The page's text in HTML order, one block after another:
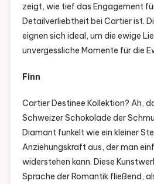
zeigt, wie tief das Engagement
Detailverliebtheit bei Cartier ist.
eignen sich ideal, um die ewige
unvergessliche Momente für die
Finn
Cartier Destinee Kollektion? Ah,
Schweizer Schokolade der
Diamant funkelt wie ein kleiner
Anziehungskraft aus, der man
widerstehen kann. Diese
Sprache der Romantik fließend,